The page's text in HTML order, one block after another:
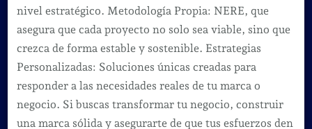
nivel estratégico. Metodología Propia: NERE, que
asegura que cada proyecto no solo sea viable, sino que
crezca de forma estable y sostenible. Estrategias
Personalizadas: Soluciones únicas creadas para
responder a las necesidades reales de tu marca o
negocio. Si buscas transformar tu negocio, construir
una marca sólida y asegurarte de que tus esfuerzos den